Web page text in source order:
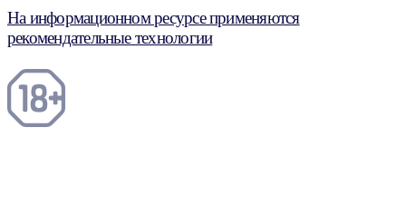
На информационном ресурсе применяются
рекомендательные технологии